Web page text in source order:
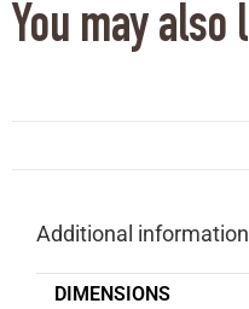
You may also
Additional information
DIMENSIONS